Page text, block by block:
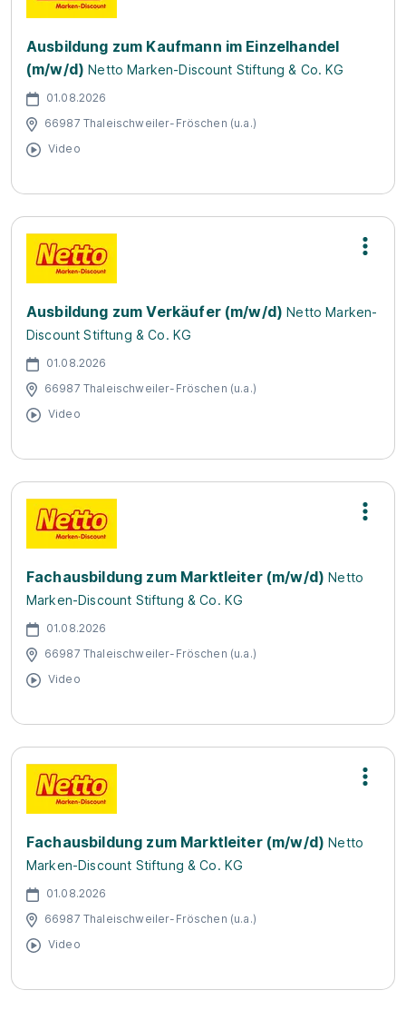
Ausbildung zum Kaufmann im Einzelhandel
(m/w/d) Netto Marken-Discount Stiftung & Co. KG
01.08.2026
66987 Thaleischweiler-Fröschen (u.a.)
Video
Ausbildung zum Verkäufer (m/w/d) Netto Marken-
Discount Stiftung & Co. KG
01.08.2026
66987 Thaleischweiler-Fröschen (u.a.)
Video
Fachausbildung zum Marktleiter (m/w/d) Netto
Marken-Discount Stiftung & Co. KG
01.08.2026
66987 Thaleischweiler-Fröschen (u.a.)
Video
Fachausbildung zum Marktleiter (m/w/d) Netto
Marken-Discount Stiftung & Co. KG
01.08.2026
66987 Thaleischweiler-Fröschen (u.a.)
Video